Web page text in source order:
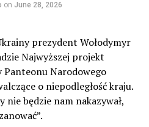
on June 28, 2026
prezydent Wołodymyr
Najwyższej projekt
Narodowego
o niepodległość kraju.
nie będzie nam nakazywał,